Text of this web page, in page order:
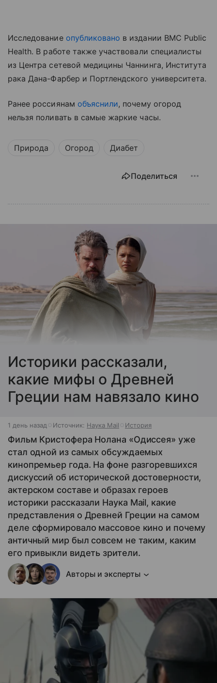
Исследование опубликовано в издании BMC Public
Health. В работе также участвовали специалисты
из Центра сетевой медицины Чаннинга, Института
рака Дана-Фарбер и Портлендского университета.
Ранее россиянам объяснили, почему огород
нельзя поливать в самые жаркие часы.
Природа Огород Диабет
Поделиться
Историки рассказали,
какие мифы о Древней
Греции нам навязало кино
1 день назад Источник: Наука Mail История
Фильм Кристофера Нолана «Одиссея» уже
стал одной из самых обсуждаемых
кинопремьер года. На фоне разгоревшихся
дискуссий об исторической достоверности,
актерском составе и образах героев
историки рассказали Наука Mail, какие
представления о Древней Греции на самом
деле сформировало массовое кино и почему
античный мир был совсем не таким, каким
его привыкли видеть зрители.
Авторы и эксперты